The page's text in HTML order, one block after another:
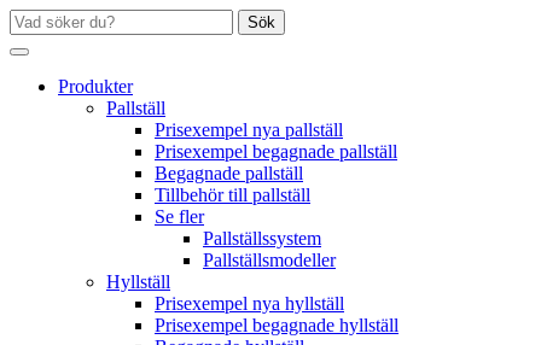
Sök
Produkter
Pallställ
Prisexempel nya pallställ
Prisexempel begagnade pallställ
Begagnade pallställ
Tillbehör till pallställ
Se fler
Pallställssystem
Pallställsmodeller
Hyllställ
Prisexempel nya hyllställ
Prisexempel begagnade hyllställ